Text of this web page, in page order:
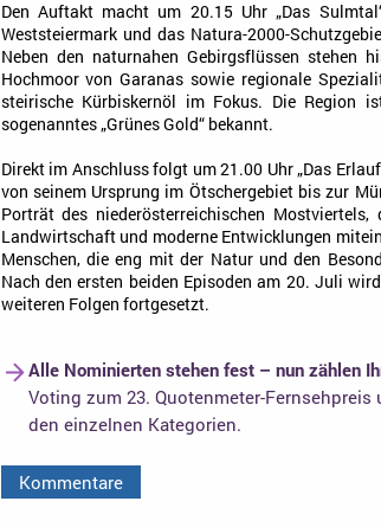
Den Auftakt macht um 20.15 Uhr „Das
Weststeiermark und das Natura-2000-
Neben den naturnahen Gebirgsflüssen stehen
Hochmoor von Garanas sowie regionale
steirische Kürbiskernöl im Fokus. Die Region
sogenanntes „Grünes Gold“ bekannt.
Direkt im Anschluss folgt um 21.00 Uhr „Das
von seinem Ursprung im Ötschergebiet bis zur
Porträt des niederösterreichischen
Landwirtschaft und moderne Entwicklungen
Menschen, die eng mit der Natur und den
Nach den ersten beiden Episoden am 20. Juli
weiteren Folgen fortgesetzt.
Alle Nominierten stehen fest – nun zählen
Voting zum 23. Quotenmeter-
den einzelnen Kategorien.
Kommentare